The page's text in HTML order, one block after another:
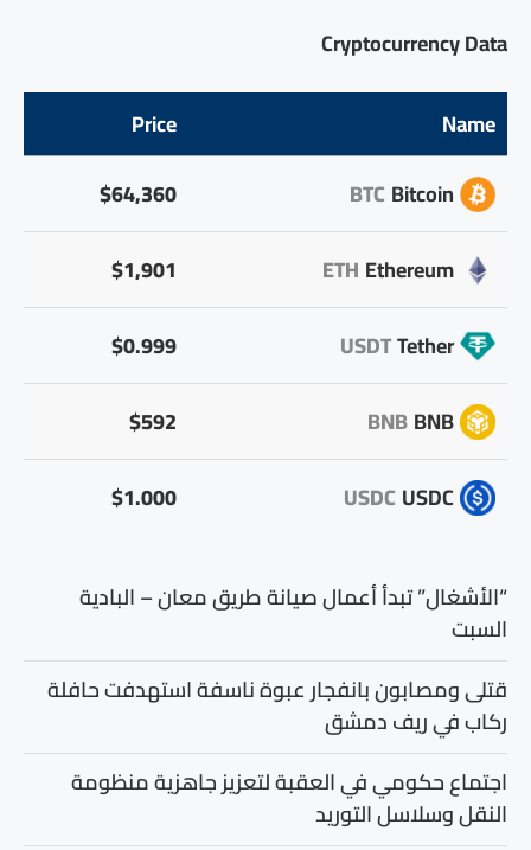
Cryptocurrency Data
Name
Price
Bitcoin
BTC
$64,360
Ethereum
ETH
$1,901
Tether
USDT
$0.999
BNB
BNB
$592
USDC
USDC
$1.000
“الأشغال” تبدأ أعمال صيانة طريق معان – البادية
السبت
قتلى ومصابون بانفجار عبوة ناسفة استهدفت حافلة
ركاب في ريف دمشق
اجتماع حكومي في العقبة لتعزيز جاهزية منظومة
النقل وسلاسل التوريد